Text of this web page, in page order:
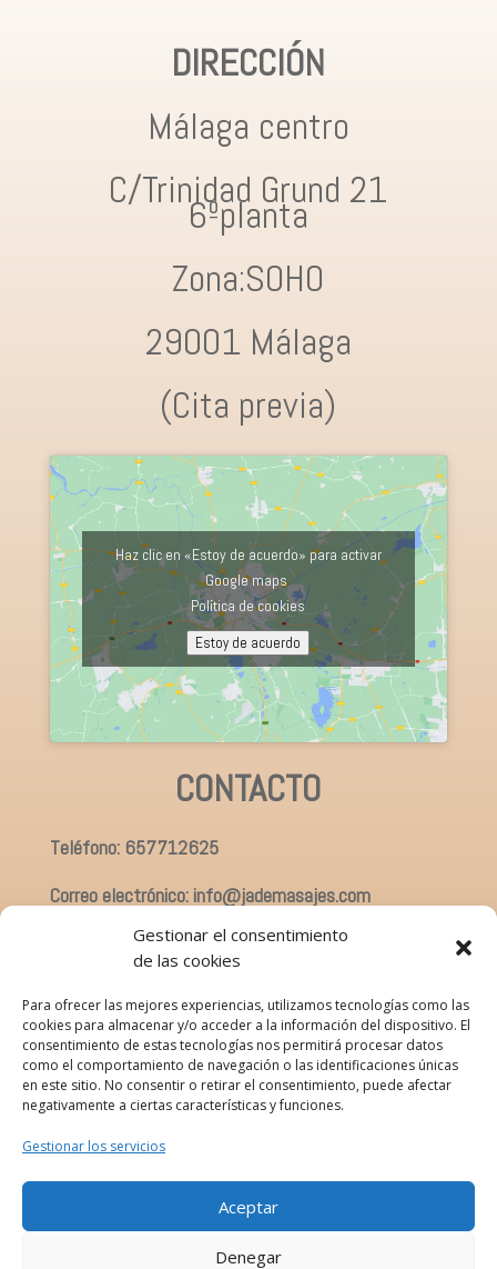
Gestionar el consentimiento
de las cookies
Para ofrecer las mejores experiencias, utilizamos tecnologías como las
cookies para almacenar y/o acceder a la información del dispositivo. El
consentimiento de estas tecnologías nos permitirá procesar datos
como el comportamiento de navegación o las identificaciones únicas
en este sitio. No consentir o retirar el consentimiento, puede afectar
negativamente a ciertas características y funciones.
Gestionar los servicios
Aceptar
Denegar
DIRECCIÓN
Málaga centro
C/Trinidad Grund 21
6ºplanta
Zona:SOHO
29001 Málaga
(Cita previa)
Haz clic en «Estoy de acuerdo» para activar
Google maps
Política de cookies
Estoy de acuerdo
CONTACTO
Teléfono: 657712625
Correo electrónico: info@jademasajes.com
INFORMACIÓN
Política de privacidad
Política de cookies
Aviso Legal